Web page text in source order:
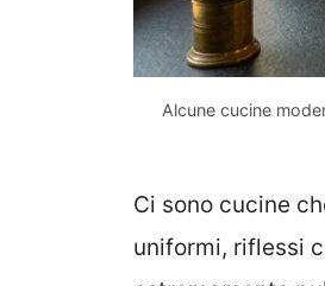
Alcune cucine
Ci sono cucine
uniformi, riflessi